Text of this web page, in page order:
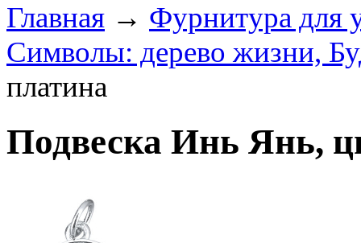
Главная → Фурнитура для
Символы: дерево жизни,
платина
Подвеска Инь Янь,